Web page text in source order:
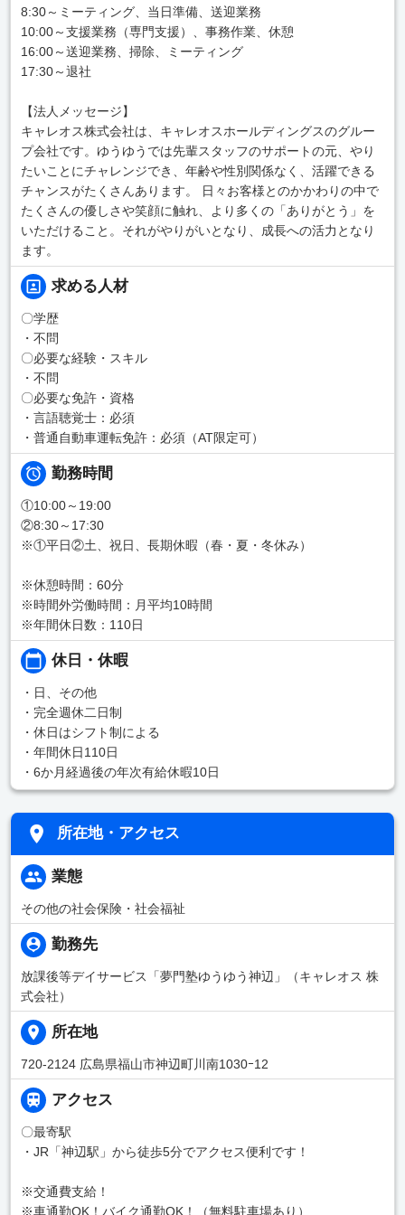
8:30～ミーティング、当日準備、送迎業務
10:00～支援業務（専門支援）、事務作業、休憩
16:00～送迎業務、掃除、ミーティング
17:30～退社
【法人メッセージ】
キャレオス株式会社は、キャレオスホールディングスのグルー
プ会社です。ゆうゆうでは先輩スタッフのサポートの元、やり
たいことにチャレンジでき、年齢や性別関係なく、活躍できる
チャンスがたくさんあります。 日々お客様とのかかわりの中で
たくさんの優しさや笑顔に触れ、より多くの「ありがとう」を
いただけること。それがやりがいとなり、成長への活力となり
ます。
求める人材
〇学歴
・不問
〇必要な経験・スキル
・不問
〇必要な免許・資格
・言語聴覚士：必須
・普通自動車運転免許：必須（AT限定可）
勤務時間
①10:00～19:00
②8:30～17:30
※①平日②土、祝日、長期休暇（春・夏・冬休み）
※休憩時間：60分
※時間外労働時間：月平均10時間
※年間休日数：110日
休日・休暇
・日、その他
・完全週休二日制
・休日はシフト制による
・年間休日110日
・6か月経過後の年次有給休暇10日
所在地・アクセス
業態
その他の社会保険・社会福祉
勤務先
放課後等デイサービス「夢門塾ゆうゆう神辺」（キャレオス 株
式会社）
所在地
720-2124 広島県福山市神辺町川南1030ｰ12
アクセス
〇最寄駅
・JR「神辺駅」から徒歩5分でアクセス便利です！
※交通費支給！
※車通勤OK！バイク通勤OK！（無料駐車場あり）